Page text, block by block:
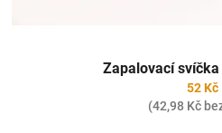
Zapalovací svíčka
52 Kč
(42,98 Kč